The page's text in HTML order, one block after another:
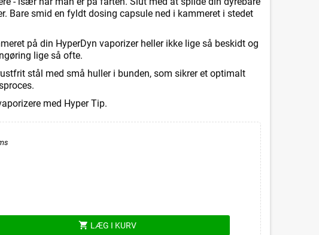
Bare smid en fyldt dosing capsule ned i kammeret i stedet
på din HyperDyn vaporizer heller ikke lige så beskidt og
lige så ofte.
stål med små huller i bunden, som sikrer et optimalt
med Hyper Tip.
shopping_cart LÆG I KURV